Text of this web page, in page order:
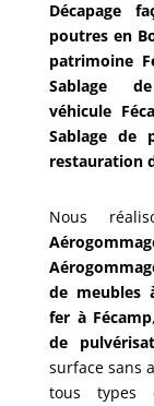
Décapage
poutres en
patrimoine
Sablage
véhicule
Sablage de
restauration
Nous
de meubles
fer à Fécamp,
de
surface sans
tous types